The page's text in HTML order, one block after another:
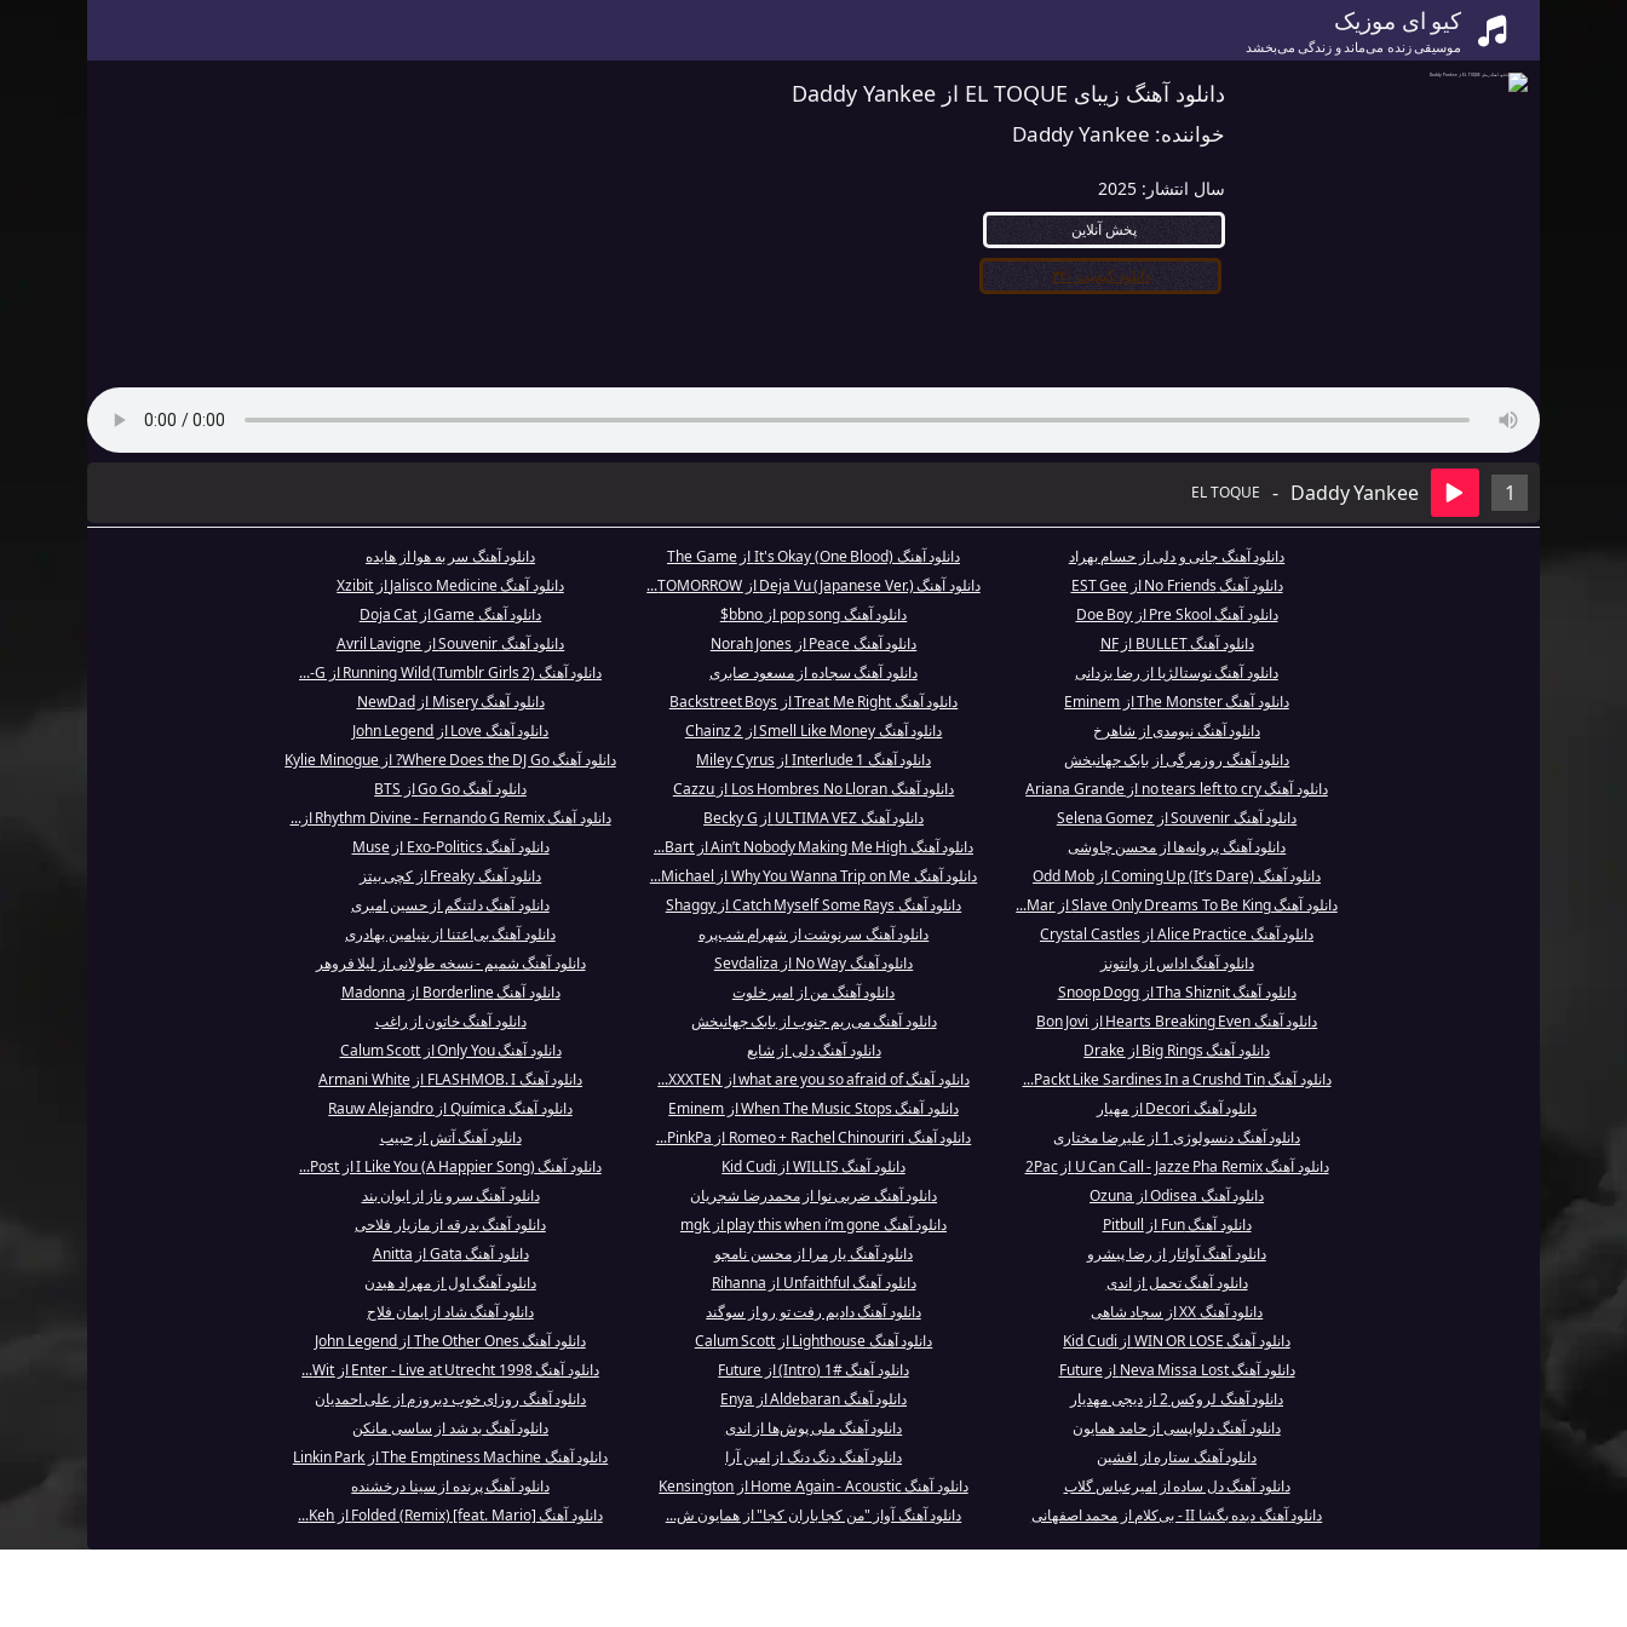
کیو ای موزیک
موسیقی زنده می‌ماند و زندگی می‌بخشد
دانلود آهنگ زیبای EL TOQUE از Daddy Yankee
خواننده: Daddy Yankee
سال انتشار: 2025
پخش آنلاین
دانلود کیفیت ۳۲۰
1
Daddy Yankee
-
EL TOQUE
دانلود آهنگ جانی و دلی از حسام بهراد دانلود آهنگ It's Okay (One Blood) از The Game
دانلود آهنگ سر به هوا از هایده
دانلود آهنگ No Friends از EST Gee
دانلود آهنگ Deja Vu (Japanese Ver.) از TOMORROW...
دانلود آهنگ Jalisco Medicine از Xzibit
دانلود آهنگ Pre Skool از Doe Boy
دانلود آهنگ pop song از bbno$
دانلود آهنگ Game از Doja Cat
دانلود آهنگ BULLET از NF
دانلود آهنگ Peace از Norah Jones
دانلود آهنگ Souvenir از Avril Lavigne
دانلود آهنگ نوستالژیا از رضا یزدانی
دانلود آهنگ سجاده از مسعود صابری
دانلود آهنگ Running Wild (Tumblr Girls 2) از G-...
دانلود آهنگ The Monster از Eminem
دانلود آهنگ Treat Me Right از Backstreet Boys
دانلود آهنگ Misery از NewDad
دانلود آهنگ نیومدی از شاهرخ
دانلود آهنگ Smell Like Money از 2 Chainz
دانلود آهنگ Love از John Legend
دانلود آهنگ روزمرگی از بابک جهانبخش
دانلود آهنگ Interlude 1 از Miley Cyrus
دانلود آهنگ Where Does the DJ Go? از Kylie Minogue
دانلود آهنگ no tears left to cry از Ariana Grande
دانلود آهنگ Los Hombres No Lloran از Cazzu
دانلود آهنگ Go Go از BTS
دانلود آهنگ Souvenir از Selena Gomez
دانلود آهنگ ULTIMA VEZ از Becky G
دانلود آهنگ Rhythm Divine - Fernando G Remix از...
دانلود آهنگ پروانه‌ها از محسن چاوشی
دانلود آهنگ Ain’t Nobody Making Me High از Bart...
دانلود آهنگ Exo-Politics از Muse
دانلود آهنگ Coming Up (It’s Dare) از Odd Mob
دانلود آهنگ Why You Wanna Trip on Me از Michael...
دانلود آهنگ Freaky از کچی بیتز
دانلود آهنگ Slave Only Dreams To Be King از Mar...
دانلود آهنگ Catch Myself Some Rays از Shaggy
دانلود آهنگ دلتنگم از حسین امیری
دانلود آهنگ Alice Practice از Crystal Castles
دانلود آهنگ سرنوشت از شهرام شب‌پره
دانلود آهنگ بی‌اعتنا از بنیامین بهادری
دانلود آهنگ اداس از وانتونز
دانلود آهنگ No Way از Sevdaliza
دانلود آهنگ شمیم - نسخه طولانی از لیلا فروهر
دانلود آهنگ Tha Shiznit از Snoop Dogg
دانلود آهنگ من از امیر خلوت
دانلود آهنگ Borderline از Madonna
دانلود آهنگ Hearts Breaking Even از Bon Jovi
دانلود آهنگ می‌ریم جنوب از بابک جهانبخش
دانلود آهنگ خاتون از راغب
دانلود آهنگ Big Rings از Drake
دانلود آهنگ دلی از شایع
دانلود آهنگ Only You از Calum Scott
دانلود آهنگ Packt Like Sardines In a Crushd Tin...
دانلود آهنگ what are you so afraid of از XXXTEN...
دانلود آهنگ FLASHMOB. I از Armani White
دانلود آهنگ Decori از مهیار
دانلود آهنگ When The Music Stops از Eminem
دانلود آهنگ Química از Rauw Alejandro
دانلود آهنگ دنسولوژی 1 از علیرضا مختاری
دانلود آهنگ Romeo + Rachel Chinouriri از PinkPa...
دانلود آهنگ آتش از حبیب
دانلود آهنگ U Can Call - Jazze Pha Remix از 2Pac
دانلود آهنگ WILLIS از Kid Cudi
دانلود آهنگ I Like You (A Happier Song) از Post...
دانلود آهنگ Odisea از Ozuna
دانلود آهنگ ضربی نوا از محمدرضا شجریان
دانلود آهنگ سرو ناز از ایوان بند
دانلود آهنگ Fun از Pitbull
دانلود آهنگ play this when i’m gone از mgk
دانلود آهنگ بدرقه از مازیار فلاحی
دانلود آهنگ آواتار از رضا پیشرو
دانلود آهنگ یار مرا از محسن نامجو
دانلود آهنگ Gata از Anitta
دانلود آهنگ تحمل از اندی
دانلود آهنگ Unfaithful از Rihanna
دانلود آهنگ اول از مهراد هیدن
دانلود آهنگ XX از سجاد شاهی
دانلود آهنگ دادیم رفت تو رو از سوگند
دانلود آهنگ شاد از ایمان فلاح
دانلود آهنگ WIN OR LOSE از Kid Cudi
دانلود آهنگ Lighthouse از Calum Scott
دانلود آهنگ The Other Ones از John Legend
دانلود آهنگ Neva Missa Lost از Future
دانلود آهنگ #1 (Intro) از Future
دانلود آهنگ Enter - Live at Utrecht 1998 از Wit...
دانلود آهنگ لروکس 2 از دیجی مهدیار
دانلود آهنگ Aldebaran از Enya
دانلود آهنگ روزای خوب دیروزم از علی احمدیان
دانلود آهنگ دلواپسی از حامد همایون
دانلود آهنگ ملی پوش‌ها از اندی
دانلود آهنگ بد شد از ساسی مانکن
دانلود آهنگ ستاره از افشین
دانلود آهنگ دنگ دنگ از امین آرا
دانلود آهنگ The Emptiness Machine از Linkin Park
دانلود آهنگ دل ساده از امیرعباس گلاب
دانلود آهنگ Home Again - Acoustic از Kensington
دانلود آهنگ پرنده از سینا درخشنده
دانلود آهنگ دیده بگشا II - بی‌کلام از محمد اصفهانی
دانلود آهنگ آواز "من کجا باران کجا" از همایون ش... دانلود آهنگ Folded (Remix) [feat. Mario] از Keh...